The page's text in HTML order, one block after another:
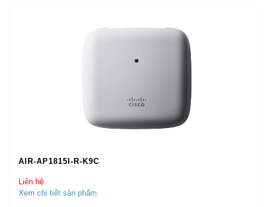
AIR-AP1815I-R-K9C
Liên hệ
Xem chi tiết sản phẩm